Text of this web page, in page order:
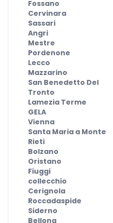
Fossano
Cervinara
Sassari
Angri
Mestre
Pordenone
Lecco
Mazzarino
San Benedetto Del
Tronto
Lamezia Terme
GELA
Vienna
Santa Maria a Monte
Rieti
Bolzano
Oristano
Fiuggi
collecchio
Cerignola
Roccadaspide
Siderno
Bellona